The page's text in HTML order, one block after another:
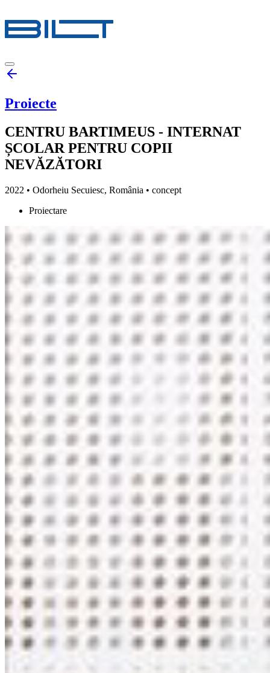
Proiecte
CENTRU BARTIMEUS - INTERNAT
ȘCOLAR PENTRU COPII
NEVĂZĂTORI
2022 • Odorheiu Secuiesc, România • concept
Proiectare